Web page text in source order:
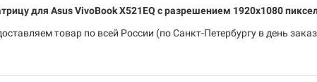
для Asus VivoBook X521EQ c разрешением 1920x1080
товар по всей России (по Санкт-Петербургу в день